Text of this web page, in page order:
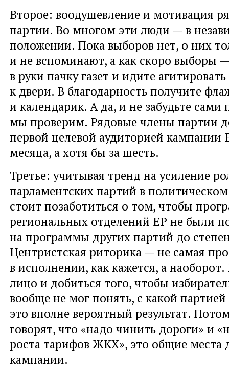
Второе: воодушевление и мотивация
партии. Во многом эти люди — в
положении. Пока выборов нет, о них
и не вспоминают, а как скоро выборы
в руки пачку газет и идите
к двери. В благодарность получите
и календарик. А да, и не забудьте сами
мы проверим. Рядовые члены партии
первой целевой аудиторией кампании
месяца, а хотя бы за шесть.
Третье: учитывая тренд на усиление
парламентских партий в
стоит позаботиться о том, чтобы
региональных отделений ЕР не были
на программы других партий до
Центристская риторика — не самая
в исполнении, как кажется, а наоборот.
лицо и добиться того, чтобы
вообще не мог понять, с какой
это вполне вероятный результат.
говорят, что «надо чинить дороги» и
роста тарифов ЖКХ», это общие места
кампании.